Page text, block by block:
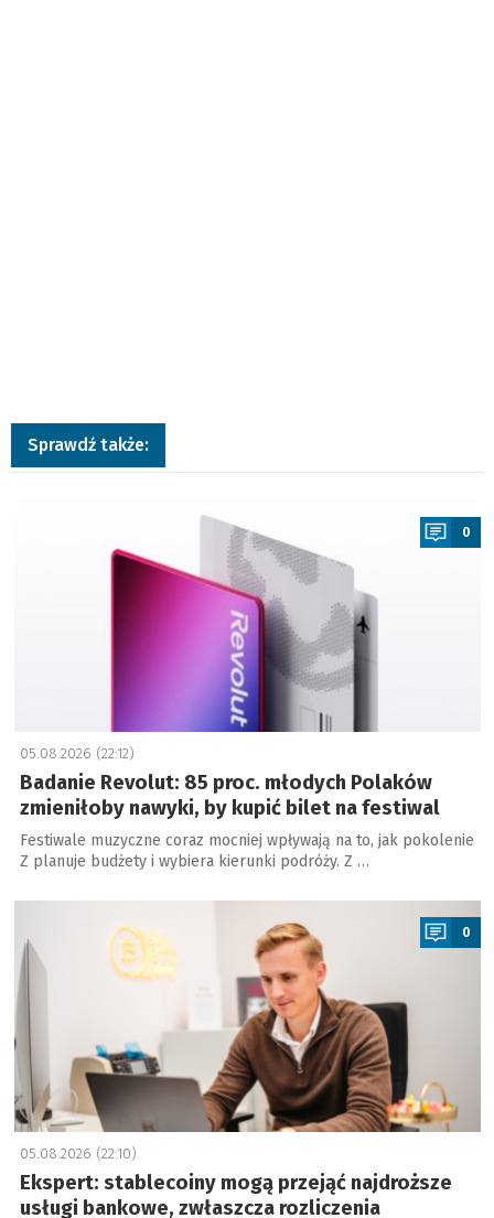
Sprawdź także:
0
05.08.2026 (22:12)
Badanie Revolut: 85 proc. młodych Polaków
zmieniłoby nawyki, by kupić bilet na festiwal
Festiwale muzyczne coraz mocniej wpływają na to, jak pokolenie
Z planuje budżety i wybiera kierunki podróży. Z …
a
0
05.08.2026 (22:10)
Ekspert: stablecoiny mogą przejąć najdroższe
usługi bankowe, zwłaszcza rozliczenia